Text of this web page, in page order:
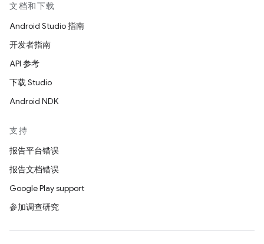
文档和下载
Android Studio 指南
开发者指南
API 参考
下载 Studio
Android NDK
支持
报告平台错误
报告文档错误
Google Play support
参加调查研究